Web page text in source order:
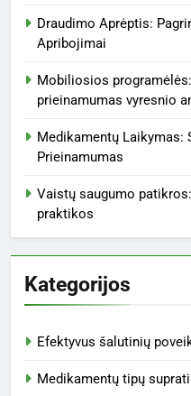
Draudimo Aprėptis:
Apribojimai
Mobiliosios
prieinamumas vyresnio
Medikamentų Laikymas:
Prieinamumas
Vaistų saugumo
praktikos
Kategorijos
Efektyvus šalutinių
Medikamentų tipų